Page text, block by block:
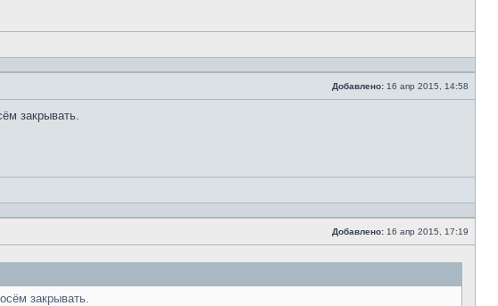
Сообщение
Добавлено: 16 апр 2015, 14:58
закрывать.
Сообщение
Добавлено: 16 апр 2015, 17:19
закрывать.